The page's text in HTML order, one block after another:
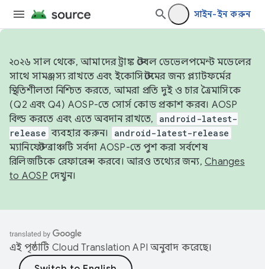
সাইন-ইন করুন
২০২৬ সাল থেকে, আমাদের ট্রাঙ্ক স্টেবল ডেভেলপমেন্ট মডেলের
সাথে সামঞ্জস্য রাখতে এবং ইকোসিস্টেমের জন্য প্ল্যাটফর্মের
স্থিতিশীলতা নিশ্চিত করতে, আমরা প্রতি দুই ও চার ত্রৈমাসিকে
(Q2 এবং Q4) AOSP-তে সোর্স কোড প্রকাশ করব। AOSP
বিল্ড করতে এবং এতে অবদান রাখতে,
android-latest-
release ব্যবহার করুন। android-latest-release
ম্যানিফেস্ট ব্রাঞ্চটি সর্বদা AOSP-তে পুশ করা সর্বশেষ
রিলিজটিকে রেফারেন্স করবে। আরও তথ্যের জন্য, Changes
to AOSP দেখুন।
এই পৃষ্ঠাটি Cloud Translation API অনুবাদ করেছে।